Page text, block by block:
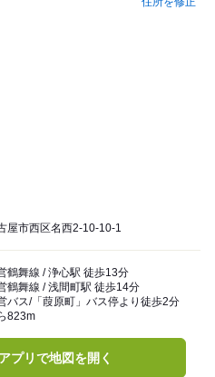
屋市西区名西2-10-10-1
鶴舞線 / 浄心駅 徒歩13分
鶴舞線 / 浅間町駅 徒歩14分
バス/「葭原町」バス停より徒歩2分
823m
プリで地図を開く